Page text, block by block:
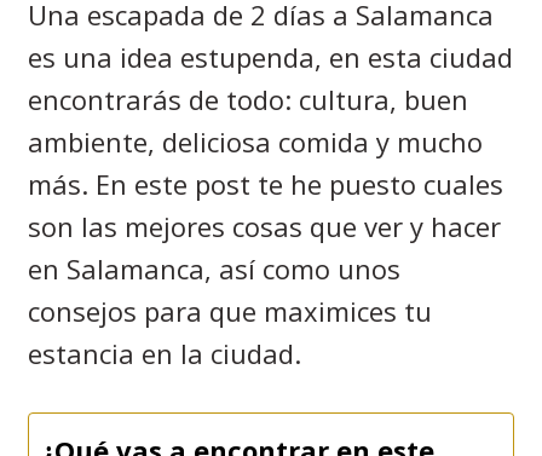
Una escapada de 2 días a Salamanca
es una idea estupenda, en esta ciudad
encontrarás de todo: cultura, buen
ambiente, deliciosa comida y mucho
más. En este post te he puesto cuales
son las mejores cosas que ver y hacer
en Salamanca, así como unos
consejos para que maximices tu
estancia en la ciudad.